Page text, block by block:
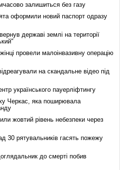
залишиться без газу
оформили новий паспорт одразу
державі землі на території
провели малоінвазивну операцію
на скандальне відео під
українського пауерліфтингу
Черкас, яка поширювала
жовтий рівень небезпеки через
30 рятувальників гасять пожежу
до смерті побив